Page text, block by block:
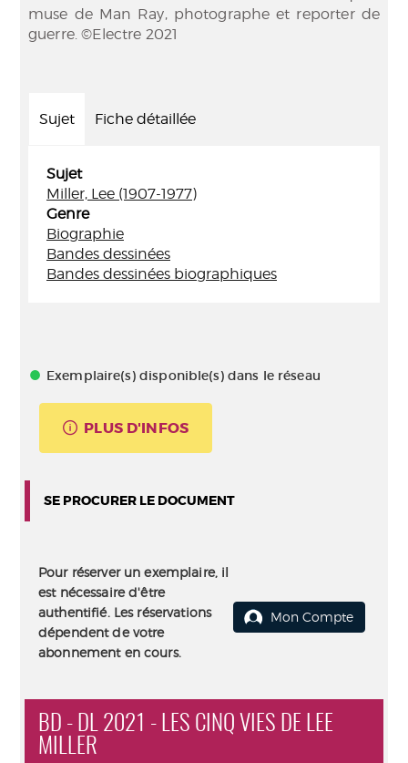
muse de Man Ray, photographe et reporter de
guerre. ©Electre 2021
Sujet Fiche détaillée
Sujet
Miller, Lee (1907-1977)
Genre
Biographie
Bandes dessinées
Bandes dessinées biographiques
Exemplaire(s) disponible(s) dans le réseau
PLUS D'INFOS
SE PROCURER LE DOCUMENT
Pour réserver un exemplaire, il
est nécessaire d'être
authentifié. Les réservations
dépendent de votre
abonnement en cours.
Mon Compte
BD - DL 2021 - LES CINQ VIES DE LEE
MILLER